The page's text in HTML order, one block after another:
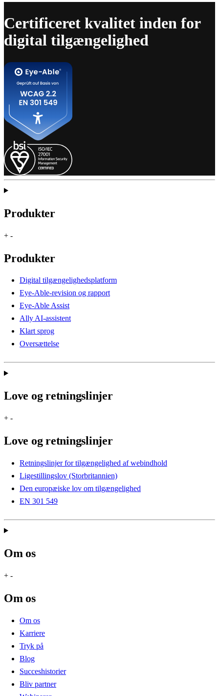
Certificeret kvalitet inden for
digital tilgængelighed
Produkter
+ -
Produkter
Digital tilgængelighedsplatform
Eye-Able-revision og rapport
Eye-Able Assist
Ally AI-assistent
Klart sprog
Oversættelse
Love og retningslinjer
+ -
Love og retningslinjer
Retningslinjer for tilgængelighed af webindhold
Ligestillingslov (Storbritannien)
Den europæiske lov om tilgængelighed
EN 301 549
Om os
+ -
Om os
Om os
Karriere
Tryk på
Blog
Succeshistorier
Bliv partner